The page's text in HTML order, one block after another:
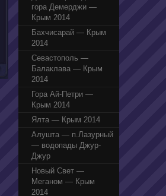
гора Демерджи —
Крым 2014
Бахчисарай — Крым
2014
Севастополь —
Балаклава — Крым
2014
Гора Ай-Петри —
Крым 2014
Ялта — Крым 2014
Алушта — п.Лазурный
— водопады Джур-
Джур
Новый Свет —
Меганом — Крым
2014